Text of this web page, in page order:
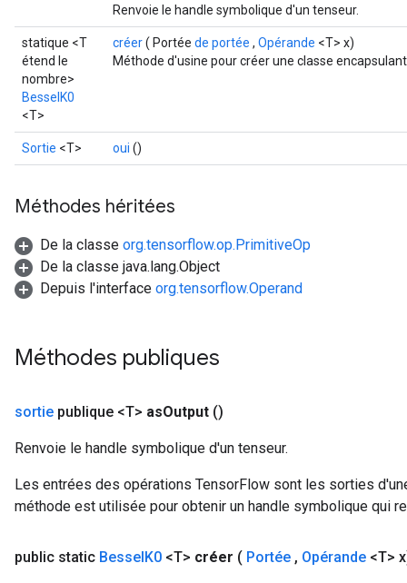
Renvoie le handle symbolique d'un tenseur.
statique <T
étend le
nombre>
BesselK0
<T>
créer( Portée de portée , Opérande <T> x)
Méthode d'usine pour créer une classe
Sortie <T> oui ()
Méthodes héritées
De la classe org.tensorflow.op.PrimitiveOp
De la classe java.lang.Object
Depuis l'interface org.tensorflow.Operand
Méthodes publiques
sortie publique <T> asOutput ()
Renvoie le handle symbolique d'un tenseur.
Les entrées des opérations TensorFlow sont les sorties
méthode est utilisée pour obtenir un handle symbolique qui
public static BesselK0 <T> créer ( Portée , Opérande <T>